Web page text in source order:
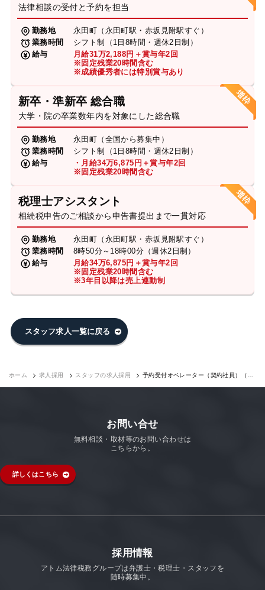
法律相談の受付と予約を担当
勤務地
永田町（永田町駅・赤坂見附駅すぐ）
業務時間
シフト制（1日8時間・週休2日制）
給与
月給31万2,188円＋賞与年2回
※固定残業20時間含む
※成績優秀者には特別賞与あり
新卒・準新卒 総合職
大学・院の卒業数年内を対象にした総合職
勤務地
永田町（全国から募集中）
業務時間
シフト制（1日8時間・週休2日制）
給与
・月給34万6,875円＋賞与年2回
※固定残業20時間含む
税理士アシスタント
相続税申告のご相談から申告書提出まで一貫対応
勤務地
永田町（永田町駅・赤坂見附駅すぐ）
業務時間
8時50分～18時00分（週休2日制）
給与
月給34万6,875円＋賞与年2回
※固定残業20時間含む
※3年目以降は売上連動制
スタッフ求人一覧に戻る
ホーム 求人採用 スタッフの求人採用
予約受付オペレーター（契約社員）（永
お問い合せ
無料相談・取材等のお問い合わせは
こちらから。
詳しくはこちら
採用情報
アトム法律税務グループは弁護士・税理士・スタッフを
随時募集中。